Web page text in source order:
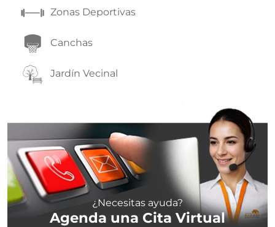
Zonas Deportivas
Canchas
Jardín Vecinal
¿Necesitas ayuda?
Agenda una Cita Virtual